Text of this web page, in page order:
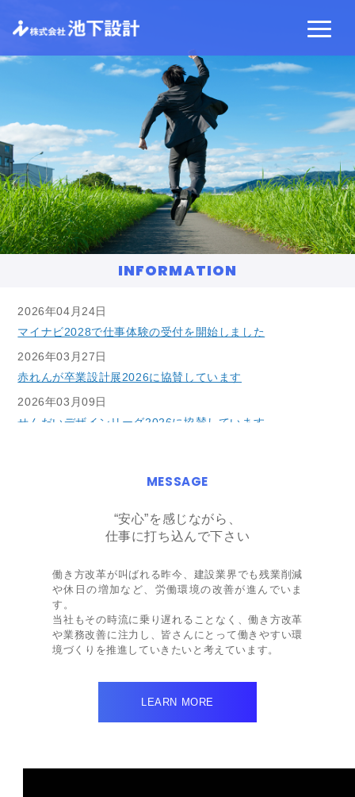
INFORMATION
2026年04月24日
マイナビ2028で仕事体験の受付を開始しました
2026年03月27日
赤れんが卒業設計展2026に協賛しています
2026年03月09日
せんだいデザインリーグ2026に協賛しています
2026新卒採用のENTRYを締め切りました
2025年12月01日
2025年10月01日
池下グループ26新卒内定式を行いました
2025年10月01日
2027年新卒採用を開始しました
MESSAGE
“安心”を感じながら、
仕事に打ち込んで下さい
働き方改革が叫ばれる昨今、建設業界でも残業削減
や休日の増加など、労働環境の改善が進んでいま
す。
当社もその時流に乗り遅れることなく、働き方改革
や業務改善に注力し、皆さんにとって働きやすい環
境づくりを推進していきたいと考えています。
LEARN MORE